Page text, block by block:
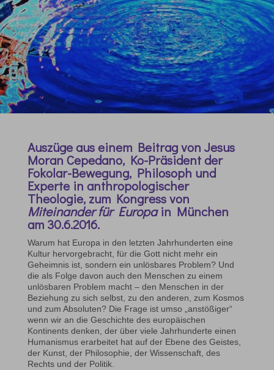
Auszüge aus einem Beitrag von Jesus
Moran Cepedano, Ko-Präsident der
Fokolar-Bewegung, Philosoph und
Experte in anthropologischer
Theologie, zum Kongress von
Miteinander für Europain München
am 30.6.2016.
Warum hat Europa in den letzten Jahrhunderten eine
Kultur hervorgebracht, für die Gott nicht mehr ein
Geheimnis ist, sondern ein unlösbares Problem? Und
die als Folge davon auch den Menschen zu einem
unlösbaren Problem macht – den Menschen in der
Beziehung zu sich selbst, zu den anderen, zum Kosmos
und zum Absoluten? Die Frage ist umso „anstößiger“
wenn wir an die Geschichte des europäischen
Kontinents denken, der über viele Jahrhunderte einen
Humanismus erarbeitet hat auf der Ebene des Geistes,
der Kunst, der Philosophie, der Wissenschaft, des
Rechts und der Politik.